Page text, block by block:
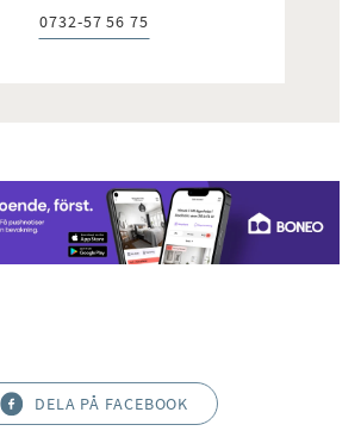
Telefon:
0732-57 56 75
DELA PÅ FACEBOOK